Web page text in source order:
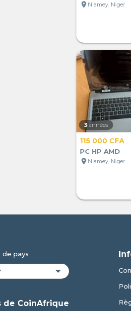
location_on Niamey, Niger
3 années
115 000 CFA
PC HP AMD
location_on Niamey, Niger
de pays
de CoinAfrique